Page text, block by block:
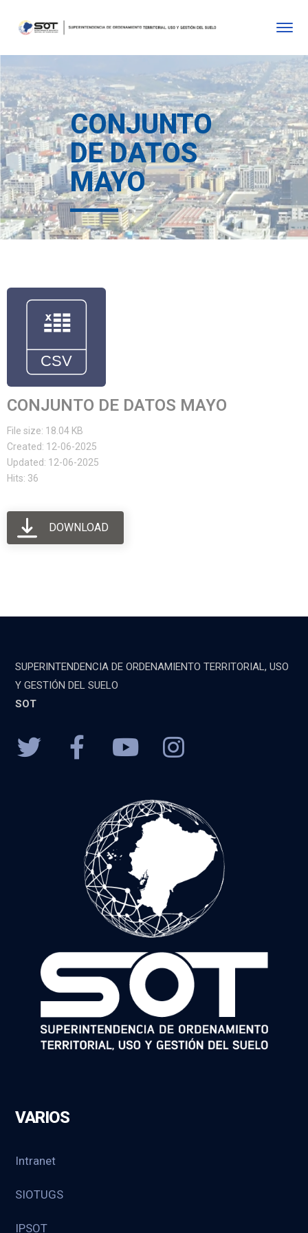
CONJUNTO
DE DATOS
MAYO
CONJUNTO DE DATOS MAYO
File size: 18.04 KB
Created: 12-06-2025
Updated: 12-06-2025
Hits: 36
DOWNLOAD
SUPERINTENDENCIA DE ORDENAMIENTO TERRITORIAL, USO
Y GESTIÓN DEL SUELO
SOT
VARIOS
Intranet
SIOTUGS
IPSOT